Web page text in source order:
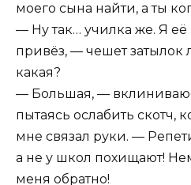
моего сына найти, а ты
— Ну так… училка же. Я
привёз, — чешет
какая?
— Большая, —
пытаясь ослабить скотч,
мне связал руки. —
а не у школ похищают!
меня обратно!